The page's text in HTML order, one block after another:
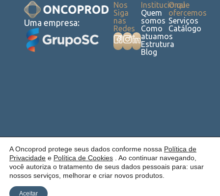
Uma empresa:
Institucional
Quem
somos
Como
atuamos
Estrutura
Blog
O que
ofercemos
Serviços
Catálogo
Nos
Siga
nas
Redes
Política de
Privacidade
Cookies
LaudosRecalls
E-
commerce
Trabalhe
Conosco
Desenvolvido
por Anfi Consulting
A Oncoprod protege seus dados conforme nossa Política de
Privacidade e Política de Cookies . Ao continuar navegando,
você autoriza o tratamento de seus dados pessoais para: usar
nossos serviços, melhorar e criar novos produtos.
Aceitar